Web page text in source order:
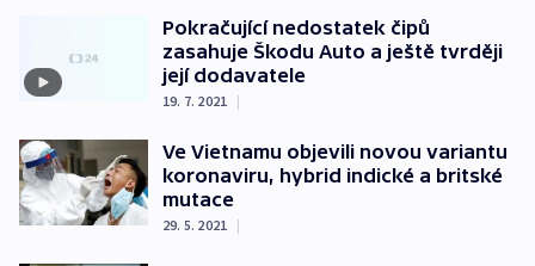
Pokračující nedostatek čipů
zasahuje Škodu Auto a ještě tvrději
její dodavatele
19. 7. 2021 |
Ve Vietnamu objevili novou variantu
koronaviru, hybrid indické a britské
mutace
29. 5. 2021 |